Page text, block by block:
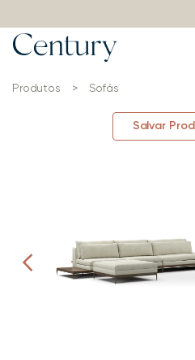
Produtos > Sofás
Salvar